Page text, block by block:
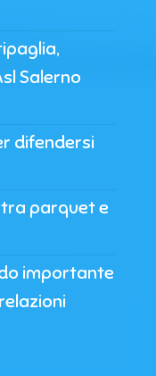
Salerno
difendersi
tra parquet e
importante